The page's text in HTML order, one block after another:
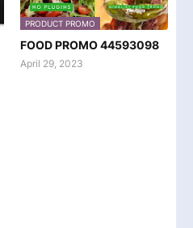
PRODUCT PROMO
FOOD PROMO 44593098
April 29, 2023